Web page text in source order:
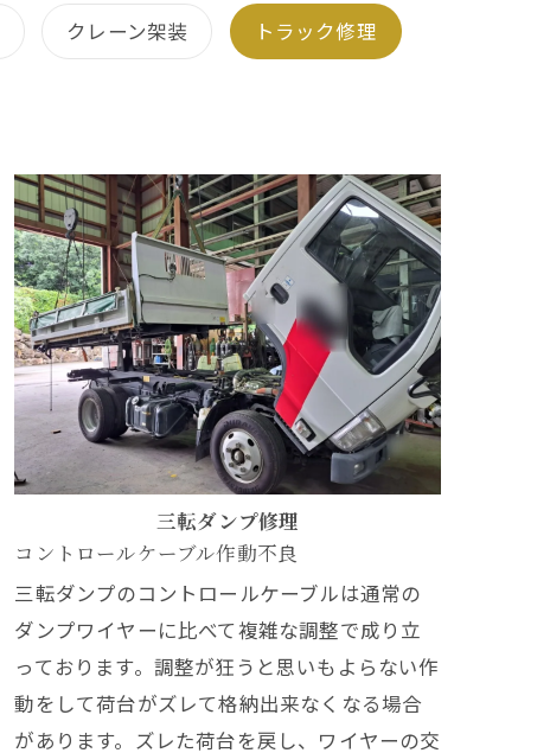
クレーン架装 トラック修理
三転ダンプ修理
コントロールケーブル作動不良
三転ダンプのコントロールケーブルは通常の
ダンプワイヤーに比べて複雑な調整で成り立
っております。調整が狂うと思いもよらない作
動をして荷台がズレて格納出来なくなる場合
があります。ズレた荷台を戻し、ワイヤーの交